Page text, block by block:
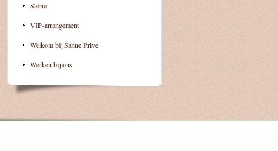
Sterre
VIP-arrangement
Welkom bij Sanne Prive
Werken bij ons